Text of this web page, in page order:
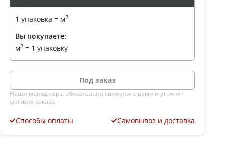
1 упаковка = м2
Вы покупаете:
м2 = 1 упаковку
Под заказ
Наши менеджеры обязательно свяжутся с вами и уточнят
условия заказа
Способы оплаты Самовывоз и доставка